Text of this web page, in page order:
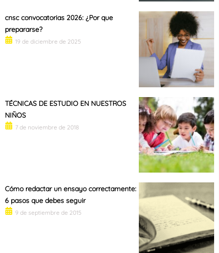
cnsc convocatorias 2026: ¿Por que
prepararse?
19 de diciembre de 2025
TÉCNICAS DE ESTUDIO EN NUESTROS
NIÑOS
7 de noviembre de 2018
Cómo redactar un ensayo correctamente:
6 pasos que debes seguir
9 de septiembre de 2015